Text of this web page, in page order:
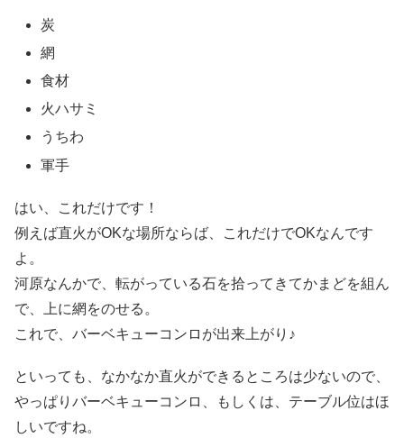
炭
網
食材
火ハサミ
うちわ
軍手
はい、これだけです！
例えば直火がOKな場所ならば、これだけでOKなんです
よ。
河原なんかで、転がっている石を拾ってきてかまどを組ん
で、上に網をのせる。
これで、バーベキューコンロが出来上がり♪
といっても、なかなか直火ができるところは少ないので、
やっぱりバーベキューコンロ、もしくは、テーブル位はほ
しいですね。